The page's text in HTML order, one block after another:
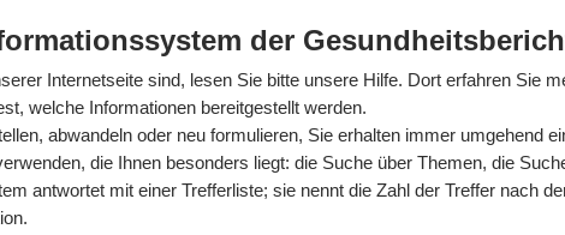
der
Internetseite sind, lesen Sie bitte unsere Hilfe. Dort erfahren Sie
welche Informationen bereitgestellt werden.
abwandeln oder neu formulieren, Sie erhalten immer umgehend
die Ihnen besonders liegt: die Suche über Themen, die
antwortet mit einer Trefferliste; sie nennt die Zahl der Treffer nach